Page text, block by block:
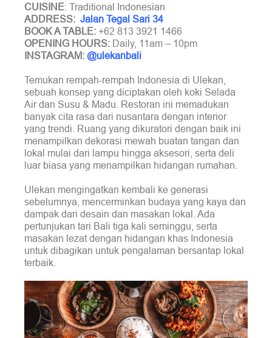
CUISINE: Traditional Indonesian
ADDRESS: Jalan Tegal Sari 34
BOOK A TABLE: +62 813 3921 1466
OPENING HOURS: Daily, 11am – 10pm
INSTAGRAM: @ulekanbali
Temukan rempah-rempah Indonesia di Ulekan,
sebuah konsep yang diciptakan oleh koki Selada
Air dan Susu & Madu. Restoran ini memadukan
banyak cita rasa dari nusantara dengan interior
yang trendi. Ruang yang dikuratori dengan baik ini
menampilkan dekorasi mewah buatan tangan dan
lokal mulai dari lampu hingga aksesori, serta deli
luar biasa yang menampilkan hidangan rumahan.
Ulekan mengingatkan kembali ke generasi
sebelumnya, mencerminkan budaya yang kaya dan
dampak dari desain dan masakan lokal. Ada
pertunjukan tari Bali tiga kali seminggu, serta
masakan lezat dengan hidangan khas Indonesia
untuk dibagikan untuk pengalaman bersantap lokal
terbaik.